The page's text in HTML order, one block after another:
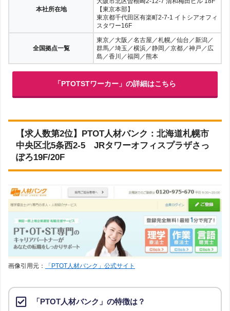
本社所在地
【東京本部】
東京都千代田区有楽町2-7-1 イトシアオフィ
スタワー16F
全国拠点一覧
東京／大阪／名古屋／札幌／仙台／新潟／
群馬／埼玉／横浜／静岡／京都／神戸／広
島／香川／福岡／熊本
「PTOTSTワーカー」の詳細はこちら
【求人数第2位】PTOT人材バンク：北海道札幌市
中央区北5条西2-5 JRタワーオフィスプラザさっ
ぽろ19F/20F
画像引用元： 「PTOT人材バンク」公式サイト
「PTOT人材バンク」の特徴は？